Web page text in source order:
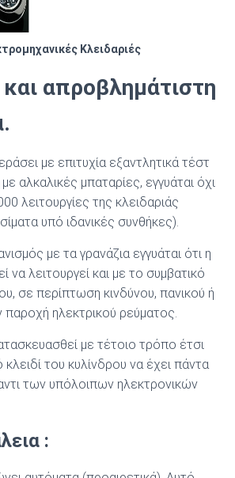
Κλειδαριές
απροβλημάτιστη
µε επιτυχία εξαντλητικά τέστ
αλκαλικές µπαταρίες, εγγυάται όχι
λειτουργίες της κλειδαριάς
υπό ιδανικές συνθήκες).
µε τα γρανάζια εγγυάται ότι η
να λειτουργεί και µε το συµβατικό
σε περίπτωση κινδύνου, πανικού ή
ηλεκτρικού ρεύµατος.
µε τέτοιο τρόπο έτσι
του κυλίνδρου να έχει πάντα
των υπόλοιπων ηλεκτρονικών
: